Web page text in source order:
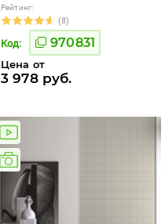
Рейтинг:
(8)
Код: 970831
Цена от
3 978 руб.